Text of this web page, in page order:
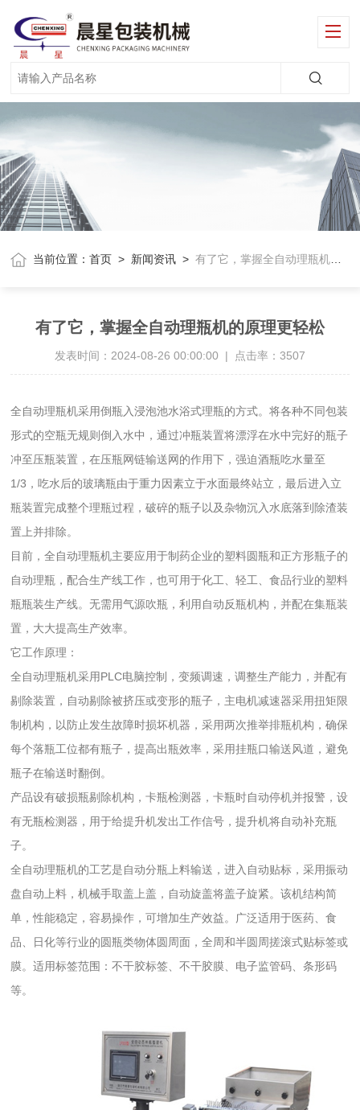
当前位置：首页 > 新闻资讯 >有了它，掌握全自动理瓶机的原理更轻松
有了它，掌握全自动理瓶机的原理更轻松
发表时间：2024-08-26 00:00:00 | 点击率：3507
全自动理瓶机采用倒瓶入浸泡池水浴式理瓶的方式。将各种不同包装
形式的空瓶无规则倒入水中，通过冲瓶装置将漂浮在水中完好的瓶子
冲至压瓶装置，在压瓶网链输送网的作用下，强迫酒瓶吃水量至
1/3，吃水后的玻璃瓶由于重力因素立于水面最终站立，最后进入立
瓶装置完成整个理瓶过程，破碎的瓶子以及杂物沉入水底落到除渣装
置上并排除。
目前，全自动理瓶机主要应用于制药企业的塑料圆瓶和正方形瓶子的
自动理瓶，配合生产线工作，也可用于化工、轻工、食品行业的塑料
瓶瓶装生产线。无需用气源吹瓶，利用自动反瓶机构，并配在集瓶装
置，大大提高生产效率。
它工作原理：
全自动理瓶机采用PLC电脑控制，变频调速，调整生产能力，并配有
剔除装置，自动剔除被挤压或变形的瓶子，主电机减速器采用扭矩限
制机构，以防止发生故障时损坏机器，采用两次推举排瓶机构，确保
每个落瓶工位都有瓶子，提高出瓶效率，采用挂瓶口输送风道，避免
瓶子在输送时翻倒。
产品设有破损瓶剔除机构，卡瓶检测器，卡瓶时自动停机并报警，设
有无瓶检测器，用于给提升机发出工作信号，提升机将自动补充瓶
子。
全自动理瓶机的工艺是自动分瓶上料输送，进入自动贴标，采用振动
盘自动上料，机械手取盖上盖，自动旋盖将盖子旋紧。该机结构简
单，性能稳定，容易操作，可增加生产效益。广泛适用于医药、食
品、日化等行业的圆瓶类物体圆周面，全周和半圆周搓滚式贴标签或
膜。适用标签范围：不干胶标签、不干胶膜、电子监管码、条形码
等。